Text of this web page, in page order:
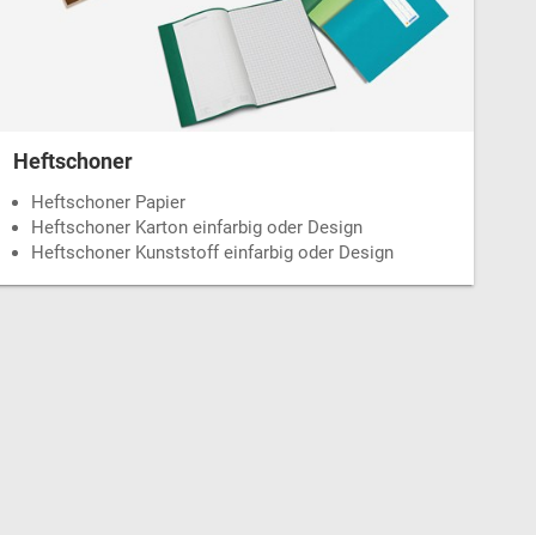
Heftschoner
Heftschoner Papier
Heftschoner Karton einfarbig oder Design
Heftschoner Kunststoff einfarbig oder Design